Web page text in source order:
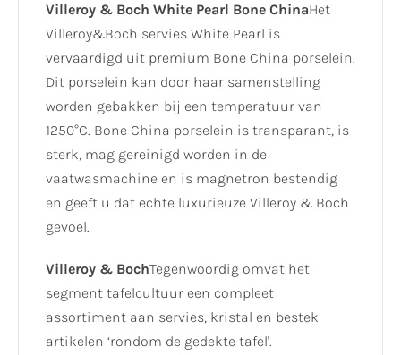
Villeroy & Boch White Pearl Bone ChinaHet
Villeroy&Boch servies White Pearl is
vervaardigd uit premium Bone China porselein.
Dit porselein kan door haar samenstelling
worden gebakken bij een temperatuur van
1250°C. Bone China porselein is transparant, is
sterk, mag gereinigd worden in de
vaatwasmachine en is magnetron bestendig
en geeft u dat echte luxurieuze Villeroy & Boch
gevoel.
Villeroy & BochTegenwoordig omvat het
segment tafelcultuur een compleet
assortiment aan servies, kristal en bestek
artikelen ‘rondom de gedekte tafel'.